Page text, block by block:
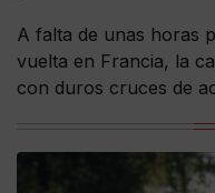
A falta de unas horas
vuelta en Francia, la
con duros cruces de